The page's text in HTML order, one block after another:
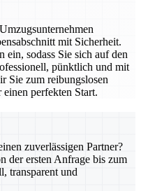
mit Sicherheit.
ein, sodass Sie sich auf den
pünktlich und mit
Sie zum reibungslosen
perfekten Start.
zuverlässigen Partner?
der ersten Anfrage bis zum
transparent und